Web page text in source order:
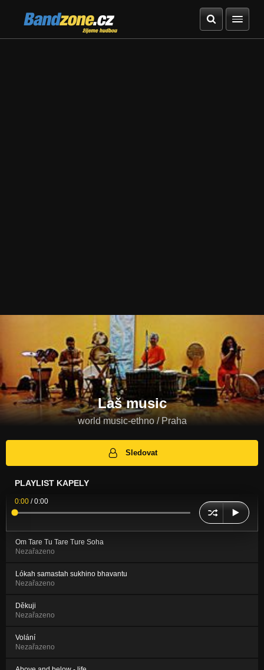
Bandzone.cz
žijeme hudbou
Laš music
world music-ethno / Praha
Sledovat
PLAYLIST KAPELY
0:00 /0:00
Om Tare Tu Tare Ture Soha
Nezařazeno
Lókah samastah sukhino bhavantu
Nezařazeno
Děkuji
Nezařazeno
Volání
Nezařazeno